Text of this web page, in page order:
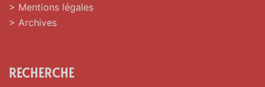
> Mentions légales
> Archives
RECHERCHE